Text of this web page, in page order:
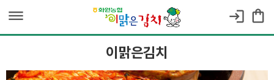
dehaze login shopping_bag
이맑은김치